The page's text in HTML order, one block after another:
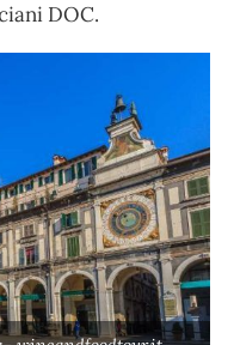
DOC.